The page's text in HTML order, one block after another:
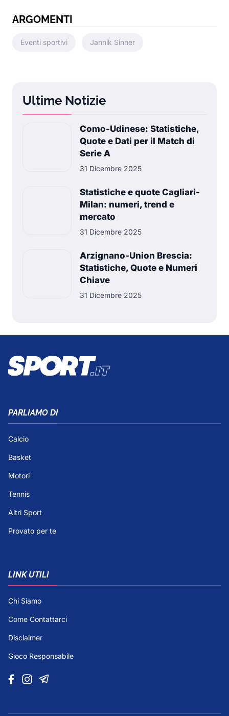
ARGOMENTI
Eventi sportivi Jannik Sinner
Ultime Notizie
Como-Udinese: Statistiche,
Quote e Dati per il Match di
Serie A
31 Dicembre 2025
Statistiche e quote Cagliari-
Milan: numeri, trend e
mercato
31 Dicembre 2025
Arzignano-Union Brescia:
Statistiche, Quote e Numeri
Chiave
31 Dicembre 2025
PARLIAMO DI
Calcio
Basket
Motori
Tennis
Altri Sport
Provato per te
LINK UTILI
Chi Siamo
Come Contattarci
Disclaimer
Gioco Responsabile